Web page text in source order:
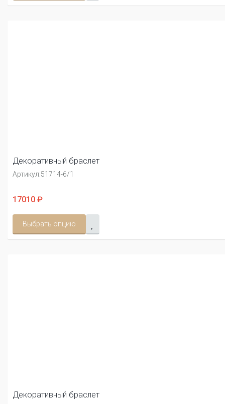
Декоративный браслет
Артикул:51714-6/1
17010 ₽
Выбрать опцию
Декоративный браслет